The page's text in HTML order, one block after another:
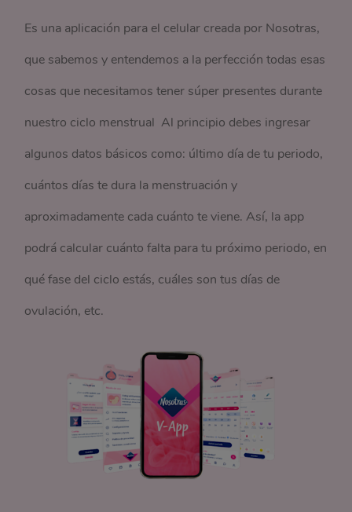
Es una aplicación para el celular creada por Nosotras,
que sabemos y entendemos a la perfección todas esas
cosas que necesitamos tener súper presentes durante
nuestro ciclo menstrual Al principio debes ingresar
algunos datos básicos como: último día de tu periodo,
cuántos días te dura la menstruación y
aproximadamente cada cuánto te viene. Así, la app
podrá calcular cuánto falta para tu próximo periodo, en
qué fase del ciclo estás, cuáles son tus días de
ovulación, etc.